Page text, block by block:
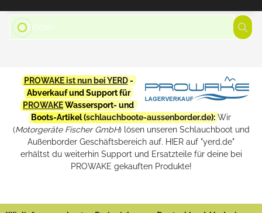
PROWAKE ist nun bei YERD-
Abverkauf und Support für
PROWAKEWassersport- und
Boots-Artikel (schlauchboote-aussenborder.de): Wir
(Motorgeräte Fischer GmbH) lösen unseren Schlauchboot und
Außenborder Geschäftsbereich auf. HIER auf "yerd.de"
erhältst du weiterhin Support und Ersatzteile für deine bei
PROWAKE gekauften Produkte!